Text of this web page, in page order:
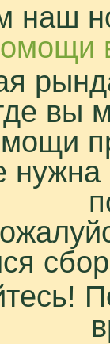
наш
вы